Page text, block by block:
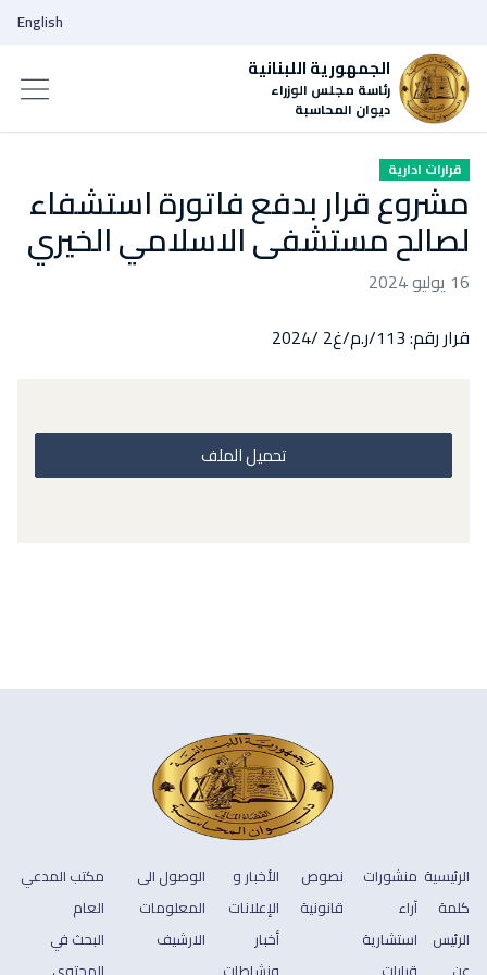
الجمهورية اللبنانية
رئاسة مجلس الوزراء
ديوان المحاسبة
English
قرارات ادارية
مشروع قرار بدفع فاتورة استشفاء
لصالح مستشفى الاسلامي الخيري
16 يوليو 2024
قرار رقم: 113/ر.م/غ2 /2024
تحميل الملف
الرئيسية
كلمة
الرئيس
منشورات
آراء
استشارية
نصوص
قانونية
الأخبار و
الإعلانات
أخبار
الوصول الى
المعلومات
الارشيف
مكتب المدعي
العام
البحث في